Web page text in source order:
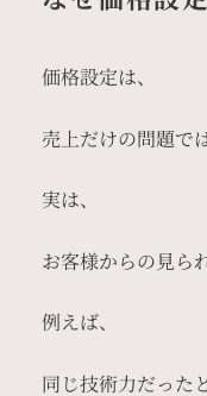
価格設定は、
売上だけの問題で
実は、
お客様からの見ら
例えば、
同じ技術力だった